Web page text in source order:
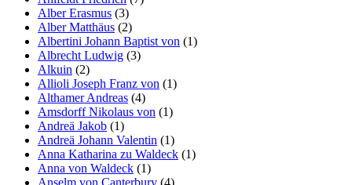
Alber Erasmus (3)
Alber Matthäus (2)
Albertini Johann Baptist von (1)
Albrecht Ludwig (3)
Alkuin (2)
Allioli Joseph Franz von (1)
Althamer Andreas (4)
Amsdorff Nikolaus von (1)
Andreä Jakob (1)
Andreä Johann Valentin (1)
Anna Katharina zu Waldeck (1)
Anna von Waldeck (1)
Anselm von Canterbury (4)